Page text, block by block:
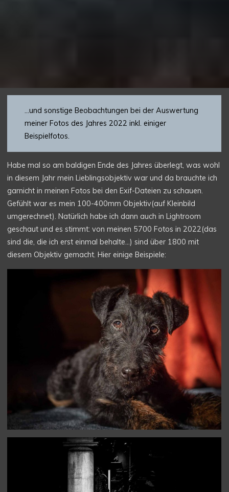
…und sonstige Beobachtungen bei der Auswertung
meiner Fotos des Jahres 2022 inkl. einiger
Beispielfotos.
Habe mal so am baldigen Ende des Jahres überlegt, was wohl
in diesem Jahr mein Lieblingsobjektiv war und da brauchte ich
garnicht in meinen Fotos bei den Exif-Dateien zu schauen.
Gefühlt war es mein 100-400mm Objektiv(auf Kleinbild
umgerechnet). Natürlich habe ich dann auch in Lightroom
geschaut und es stimmt: von meinen 5700 Fotos in 2022(das
sind die, die ich erst einmal behalte…) sind über 1800 mit
diesem Objektiv gemacht. Hier einige Beispiele: